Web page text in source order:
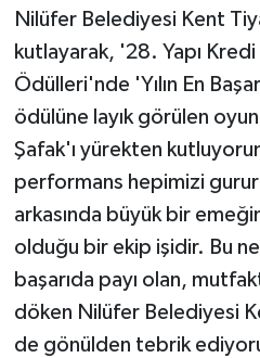
Nilüfer Belediyesi Kent
kutlayarak, '28. Yapı
Ödülleri'nde 'Yılın En
ödülüne layık görülen
Şafak'ı yürekten
performans hepimizi
arkasında büyük bir
olduğu bir ekip işidir. Bu
başarıda payı olan,
döken Nilüfer Belediyesi
de gönülden tebrik